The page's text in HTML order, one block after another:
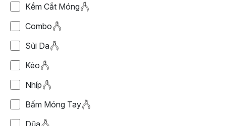
Kềm Cắt Móng
Combo
Sủi Da
Kéo
Nhíp
Bấm Móng Tay
Dũa